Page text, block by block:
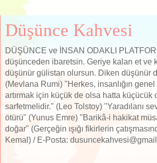
Düşünce Kahvesi
DÜŞÜNCE ve İNSAN ODAKLI
düşünceden ibaretsin. Geriye kalan et ve
düşünür gülistan olursun. Diken düşünür
(Mevlana Rumi) "Herkes, insanlığın
artırmak için küçük de olsa hatta küçücük
sarfetmelidir." (Leo Tolstoy) "Yaradılanı
ötürü" (Yunus Emre) "Barikâ-i hakikat
doğar" (Gerçeğin ışığı fikirlerin
Kemal) / E-Posta: